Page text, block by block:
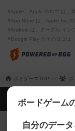
※Apple、Apple のロゴ は、
※App Store は、Apple Inc.の
※Android は、グーグル イン
※Google Play とそのロゴは
ボドゲーマTOP ボ
ボードゲーム
自分のデー
ボドゲーマ
ボードゲームを